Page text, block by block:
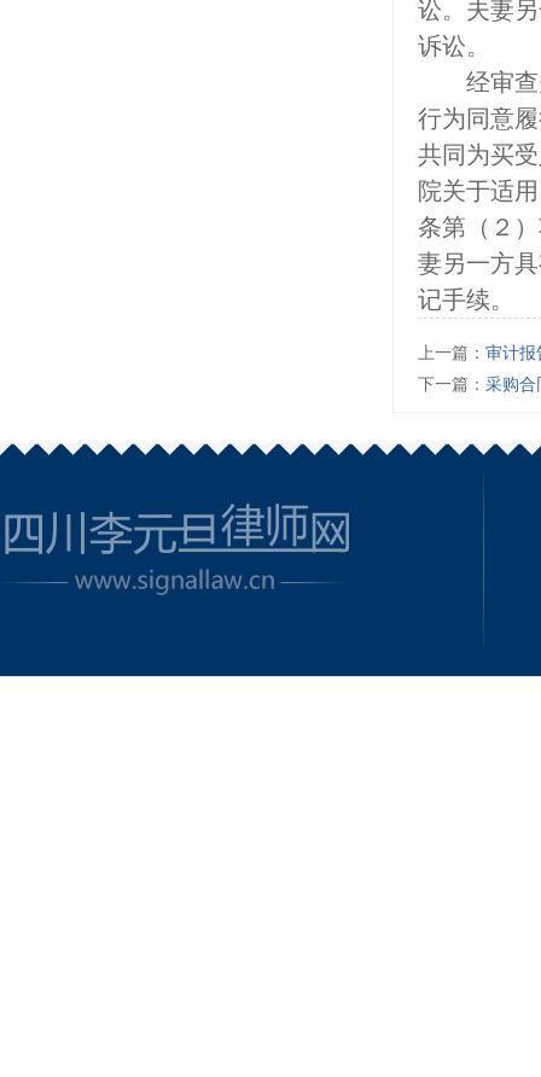
讼。夫妻
诉讼。
经审查夫
行为同意
共同为买
院关于适
条第（２
妻另一方
记手续。
上一篇： 审计报
下一篇： 采购合